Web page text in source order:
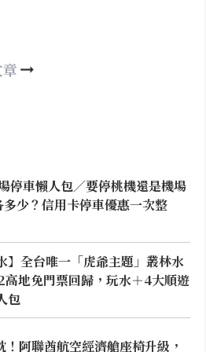
停車懶人包／要停桃機還是機場
少？信用卡停車優惠一次整
】全台唯一「虎爺主題」叢林水
地免門票回歸，玩水＋4大順遊
包
！阿聯酋航空經濟艙座椅升級，